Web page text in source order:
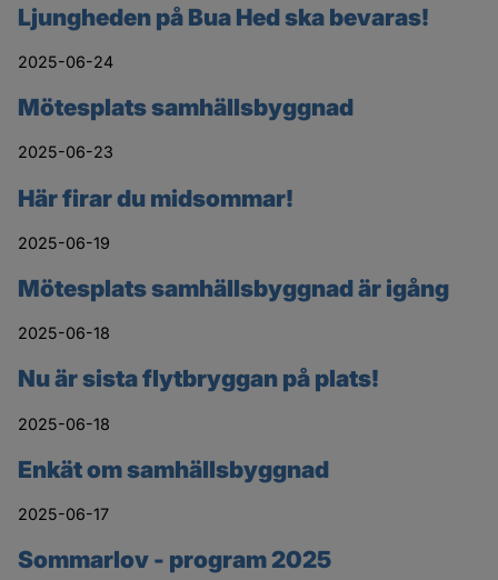
Ljungheden på Bua Hed ska bevaras!
2025-06-24
Mötesplats samhällsbyggnad
2025-06-23
Här firar du midsommar!
2025-06-19
Mötesplats samhällsbyggnad är igång
2025-06-18
Nu är sista flytbryggan på plats!
2025-06-18
Enkät om samhällsbyggnad
2025-06-17
Sommarlov - program 2025